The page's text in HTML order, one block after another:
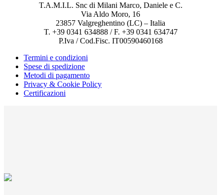
T.A.M.I.L. Snc di Milani Marco, Daniele e C.
Via Aldo Moro, 16
23857 Valgreghentino (LC) – Italia
T. +39 0341 634888 / F. +39 0341 634747
P.Iva / Cod.Fisc. IT00590460168
Termini e condizioni
Spese di spedizione
Metodi di pagamento
Privacy & Cookie Policy
Certificazioni